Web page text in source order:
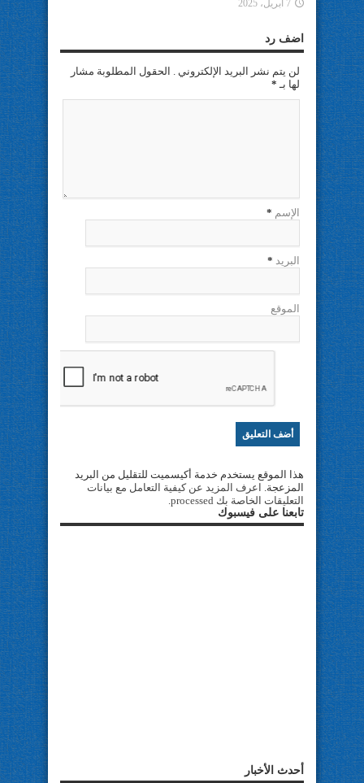
7 أبريل، 2025
اضف رد
لن يتم نشر البريد الإلكتروني . الحقول المطلوبة مشار
لها بـ *
الإسم *
البريد *
الموقع
هذا الموقع يستخدم خدمة أكيسميت للتقليل من البريد
المزعجة. اعرف المزيد عن كيفية التعامل مع بيانات
التعليقات الخاصة بك processed
.
تابعنا على فيسبوك
أحدث الأخبار